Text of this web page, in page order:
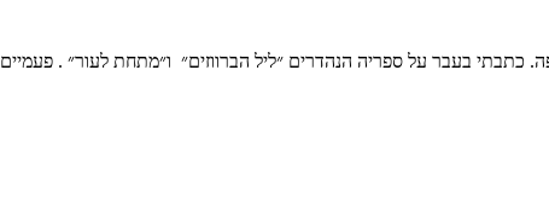
כתבתי בעבר על ספריה הנהדרים ״ליל הברווזים״ ו״מתחת לעור״ . פעמיים